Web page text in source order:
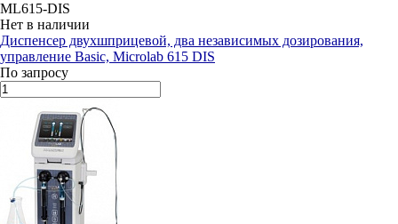
ML615-DIS
Нет в наличии
Диспенсер двухшприцевой, два независимых дозирования,
управление Basic, Microlab 615 DIS
По запросу